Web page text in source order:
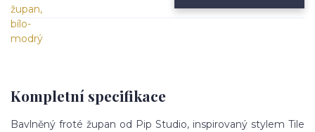
Kompletní specifikace
Bavlněný froté župan od Pip Studio, inspirovaný stylem Tile